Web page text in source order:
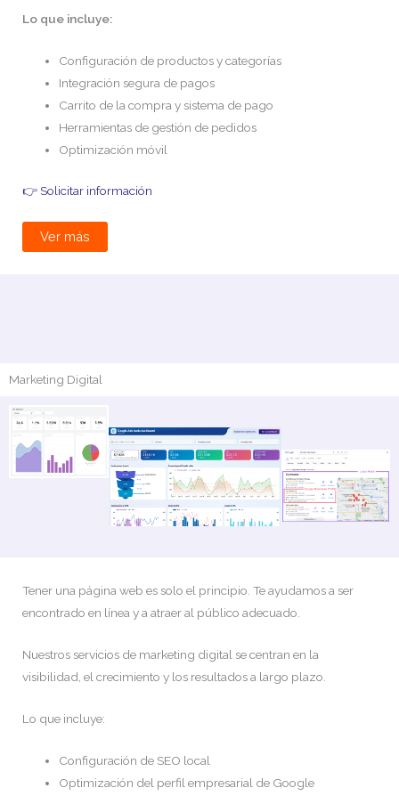
Lo que incluye:
Configuración de productos y categorías
Integración segura de pagos
Carrito de la compra y sistema de pago
Herramientas de gestión de pedidos
Optimización móvil
👉 Solicitar información
Ver más
Marketing Digital
Tener una página web es solo el principio. Te ayudamos a ser
encontrado en línea y a atraer al público adecuado.
Nuestros servicios de marketing digital se centran en la
visibilidad, el crecimiento y los resultados a largo plazo.
Lo que incluye:
Configuración de SEO local
Optimización del perfil empresarial de Google